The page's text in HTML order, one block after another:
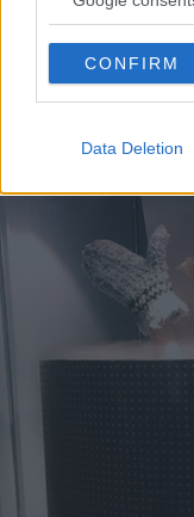
use your data for
consent section.
CONFIRM
Data Deletion
Germania, in
arrivare in
recente.